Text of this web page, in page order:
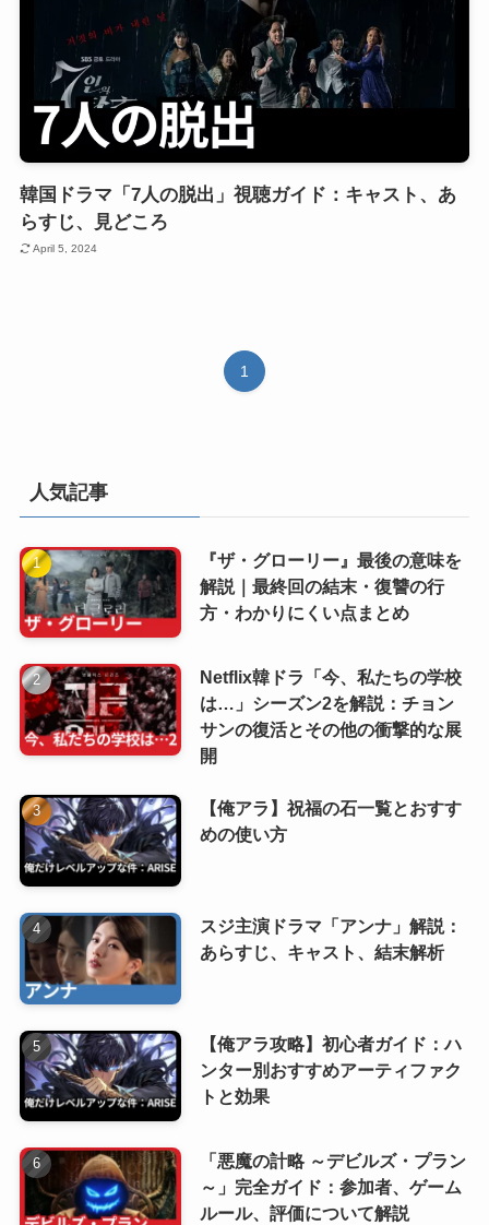
韓国ドラマ「7人の脱出」視聴ガイド：キャスト、あ
らすじ、見どころ
April 5, 2024
1
人気記事
『ザ・グローリー』最後の意味を
解説｜最終回の結末・復讐の行
方・わかりにくい点まとめ
Netflix韓ドラ「今、私たちの学校
は…」シーズン2を解説：チョン
サンの復活とその他の衝撃的な展
開
【俺アラ】祝福の石一覧とおすす
めの使い方
スジ主演ドラマ「アンナ」解説：
あらすじ、キャスト、結末解析
【俺アラ攻略】初心者ガイド：ハ
ンター別おすすめアーティファク
トと効果
「悪魔の計略 ～デビルズ・プラン
～」完全ガイド：参加者、ゲーム
ルール、評価について解説